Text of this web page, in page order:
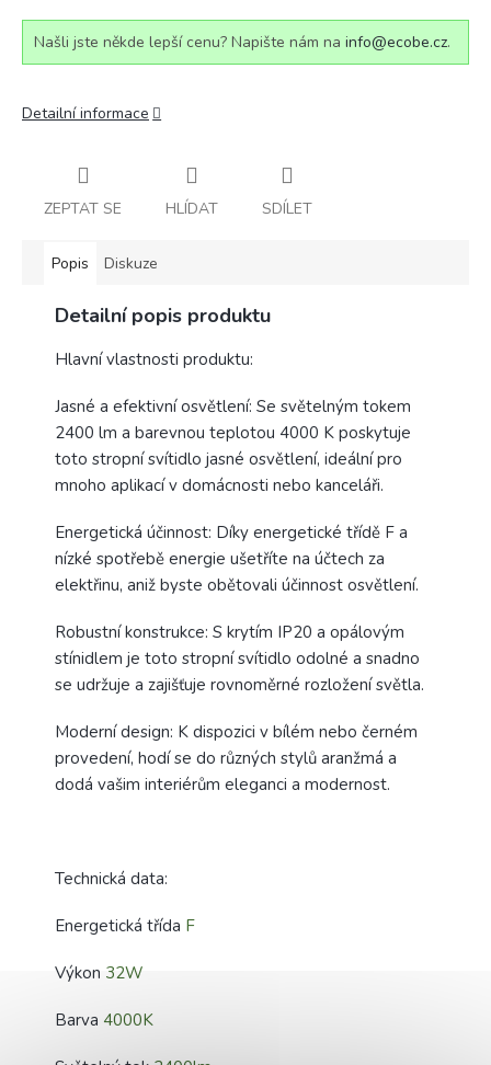
Našli jste někde lepší cenu? Napište nám na info@ecobe.cz.
Detailní informace
ZEPTAT SE HLÍDAT SDÍLET
Popis Diskuze
Detailní popis produktu
Hlavní vlastnosti produktu:
Jasné a efektivní osvětlení: Se světelným tokem
2400 lm a barevnou teplotou 4000 K poskytuje
toto stropní svítidlo jasné osvětlení, ideální pro
mnoho aplikací v domácnosti nebo kanceláři.
Energetická účinnost: Díky energetické třídě F a
nízké spotřebě energie ušetříte na účtech za
elektřinu, aniž byste obětovali účinnost osvětlení.
Robustní konstrukce: S krytím IP20 a opálovým
stínidlem je toto stropní svítidlo odolné a snadno
se udržuje a zajišťuje rovnoměrné rozložení světla.
Moderní design: K dispozici v bílém nebo černém
provedení, hodí se do různých stylů aranžmá a
dodá vašim interiérům eleganci a modernost.
Technická data:
Energetická třída F
Výkon 32W
Barva 4000K